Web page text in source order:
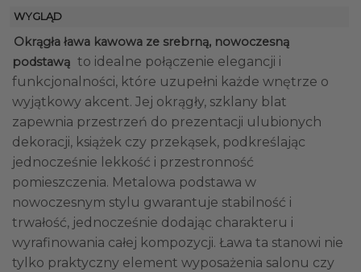
WYGLĄD
Okrągła ława kawowa ze srebrną, nowoczesną
podstawą to idealne połączenie elegancji i
funkcjonalności, które uzupełni każde wnętrze o
wyjątkowy akcent. Jej okrągły, szklany blat
zapewnia przestrzeń do prezentacji ulubionych
dekoracji, książek czy przekąsek, podkreślając
jednocześnie lekkość i przestronność
pomieszczenia. Metalowa podstawa w
nowoczesnym stylu gwarantuje stabilność i
trwałość, jednocześnie dodając charakteru i
wyrafinowania całej kompozycji. Ława ta stanowi nie
tylko praktyczny element wyposażenia salonu czy